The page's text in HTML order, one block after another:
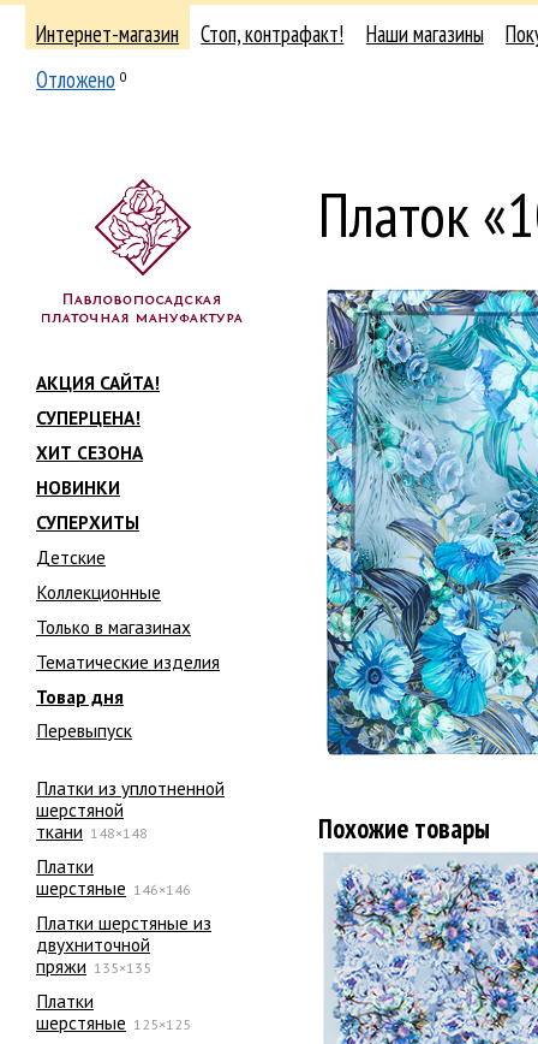
Интернет-магазин Стоп, контрафакт! Наши магазины
Отложено 0
АКЦИЯ САЙТА!
СУПЕРЦЕНА!
ХИТ СЕЗОНА
НОВИНКИ
СУПЕРХИТЫ
Детские
Коллекционные
Только в магазинах
Тематические изделия
Товар дня
Перевыпуск
Платки из уплотненной
шерстяной
ткани 148×148
Платки
шерстяные 146×146
Платки шерстяные из
двухниточной
пряжи 135×135
Платки
шерстяные 125×125
Платок
Похожие товары